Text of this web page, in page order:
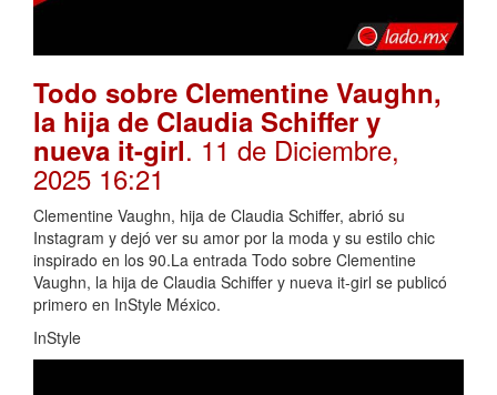
Todo sobre Clementine Vaughn,
la hija de Claudia Schiffer y
nueva it-girl. 11 de Diciembre,
2025 16:21
Clementine Vaughn, hija de Claudia Schiffer, abrió su
Instagram y dejó ver su amor por la moda y su estilo chic
inspirado en los 90.La entrada Todo sobre Clementine
Vaughn, la hija de Claudia Schiffer y nueva it-girl se publicó
primero en InStyle México.
InStyle